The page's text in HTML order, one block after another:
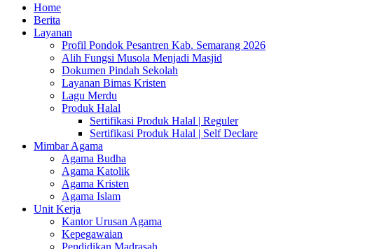
Home
Berita
Layanan
Profil Pondok Pesantren Kab. Semarang 2026
Alih Fungsi Musola Menjadi Masjid
Dokumen Pindah Sekolah
Layanan Bimas Kristen
Lagu Merdu
Produk Halal
Sertifikasi Produk Halal | Reguler
Sertifikasi Produk Halal | Self Declare
Mimbar Agama
Agama Budha
Agama Katolik
Agama Kristen
Agama Islam
Unit Kerja
Kantor Urusan Agama
Kepegawaian
Pendidikan Madrasah